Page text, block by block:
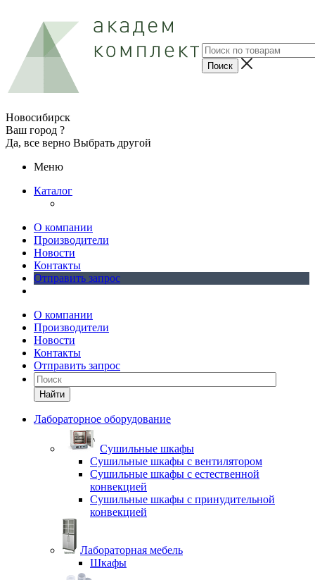
Новосибирск
Ваш город ?
Да, все верно Выбрать другой
Меню
Каталог
О компании
Производители
Новости
Контакты
Отправить запрос
О компании
Производители
Новости
Контакты
Отправить запрос
Найти
Лабораторное оборудование
Cушильные шкафы
Сушильные шкафы с вентилятором
Сушильные шкафы с естественной
конвекцией
Сушильные шкафы с принудительной
конвекцией
Лабораторная мебель
Шкафы